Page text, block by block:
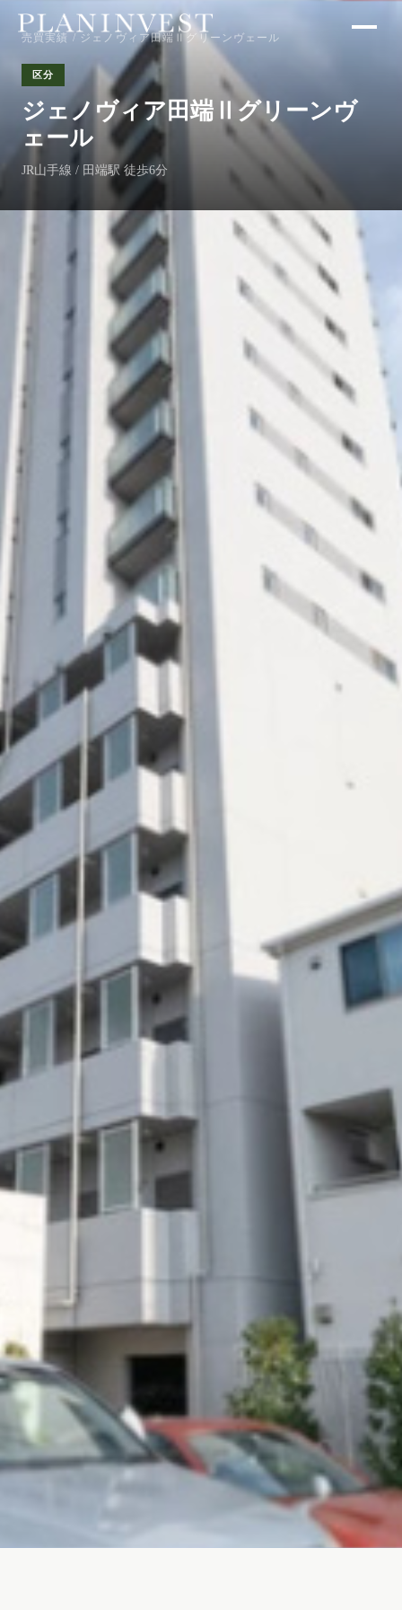
売買実績 / ジェノヴィア田端Ⅱグリーンヴェール
区分
ジェノヴィア田端Ⅱグリーンヴ
ェール
JR山手線 / 田端駅 徒歩6分